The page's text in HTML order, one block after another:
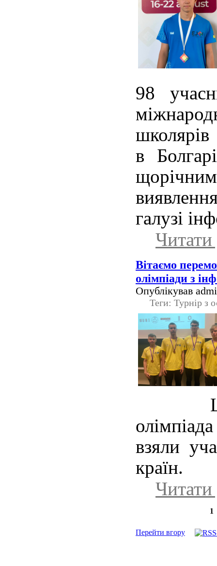
98
школярів
в
галузі
Вітаємо
олімпіади з
Опублікував
Теги: Турнір з
взяли
країн.
1
Перейти вгору